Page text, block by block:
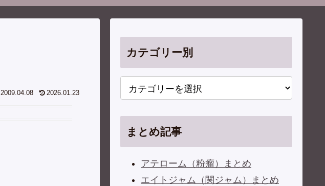
2009.04.08 2026.01.23
カテゴリー別
まとめ記事
アテローム（粉瘤）まとめ
エイトジャム（関ジャム）まとめ